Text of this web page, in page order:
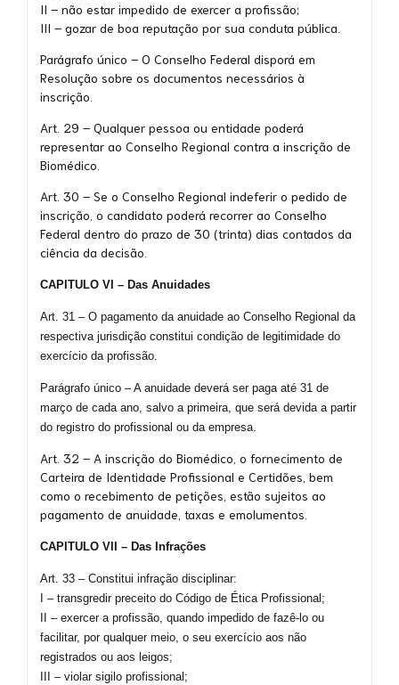
II – não estar impedido de exercer a profissão;
III – gozar de boa reputação por sua conduta pública.
Parágrafo único – O Conselho Federal disporá em
Resolução sobre os documentos necessários à
inscrição.
Art. 29 – Qualquer pessoa ou entidade poderá
representar ao Conselho Regional contra a inscrição de
Biomédico.
Art. 30 – Se o Conselho Regional indeferir o pedido de
inscrição, o candidato poderá recorrer ao Conselho
Federal dentro do prazo de 30 (trinta) dias contados da
ciência da decisão.
CAPITULO VI – Das Anuidades
Art. 31 – O pagamento da anuidade ao Conselho Regional da
respectiva jurisdição constitui condição de legitimidade do
exercício da profissão.
Parágrafo único – A anuidade deverá ser paga até 31 de
março de cada ano, salvo a primeira, que será devida a partir
do registro do profissional ou da empresa.
Art. 32 – A inscrição do Biomédico, o fornecimento de
Carteira de Identidade Profissional e Certidões, bem
como o recebimento de petições, estão sujeitos ao
pagamento de anuidade, taxas e emolumentos.
CAPITULO VII – Das Infrações
Art. 33 – Constitui infração disciplinar:
I – transgredir preceito do Código de Ética Profissional;
II – exercer a profissão, quando impedido de fazê-lo ou
facilitar, por qualquer meio, o seu exercício aos não
registrados ou aos leigos;
III – violar sigilo profissional;